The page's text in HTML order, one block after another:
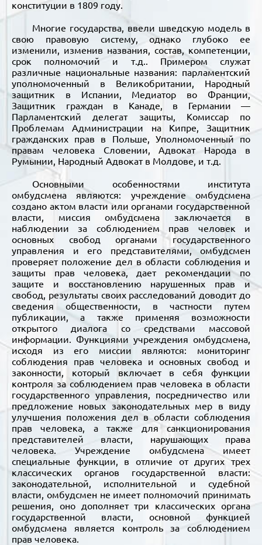
конституции в 1809 году.
Многие государства, ввели шведскую модель в
свою правовую систему, однако глубоко ее
изменили, изменив названия, состав, компетенции,
срок полномочий и т.д.. Примером служат
различные национальные названия: парламентский
уполномоченный в Великобритании, Народный
защитник в Испании, Медиатор во Франции,
Защитник граждан в Канаде, в Германии —
Парламентский делегат защиты, Комиссар по
Проблемам Администрации на Кипре, Защитник
гражданских прав в Польше, Уполномоченный по
правам человека Словении, Адвокат Народа в
Румынии, Народный Адвокат в Молдове, и т.д.
Основными особенностями института
омбудсмена являются: учреждение омбудсмена
создано актом власти или органами государственной
власти, миссия омбудсмена заключается в
наблюдении за соблюдением прав человек и
основных свобод органами государственного
управления и его представителями, омбудсмен
проверяет положение дел в области соблюдения и
защиты прав человека, дает рекомендации по
защите и восстановлению нарушенных прав и
свобод, результаты своих расследований доводит до
сведения общественности, в частности путем
публикации, а также применяя возможности
открытого диалога со средствами массовой
информации. Функциями учреждения омбудсмена,
исходя из его миссии являются: мониторинг
соблюдения прав человека и основных свобод и
законности, который включает в себя функции
контроля за соблюдением прав человека в области
государственного управления, посредничество или
предложение новых законодательных мер в виду
улучшения положения дел в области соблюдения
прав человека, а также для санкционирования
представителей власти, нарушающих права
человека. Учреждение омбудсмена имеет
специальные функции, в отличие от других трех
классических органов государственной власти:
законодательной, исполнительной и судебной
власти, омбудсмен не имеет полномочий принимать
решения, оно дополняет три классических органа
государственной власти, основной функцией
омбудсмена является контроль за соблюдением
прав человека.